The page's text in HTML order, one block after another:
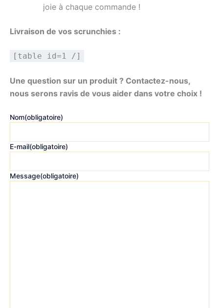
joie à chaque commande !
Livraison de vos scrunchies :
[table id=1 /]
Une question sur un produit ? Contactez-nous,
nous serons ravis de vous aider dans votre choix !
Nom(obligatoire)
E-mail(obligatoire)
Message(obligatoire)